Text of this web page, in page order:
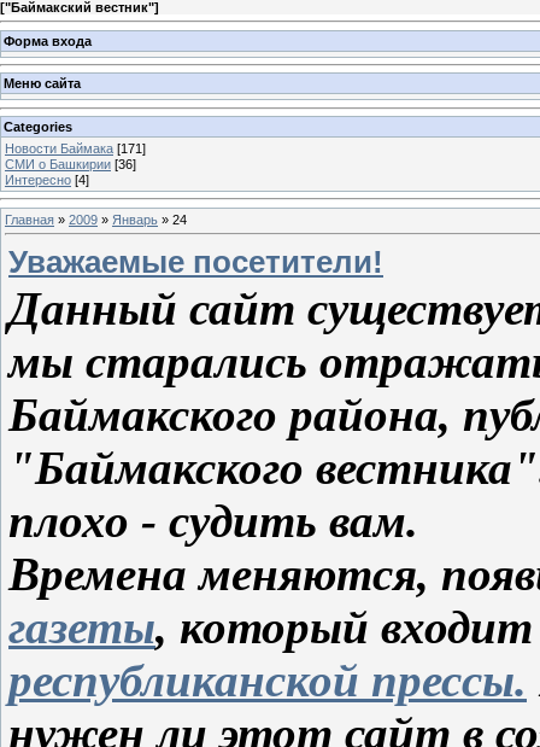
["Баймакский вестник"]
Форма входа
Меню сайта
Categories
Новости Баймака [171]
СМИ о Башкирии [36]
Интересно [4]
Главная » 2009 » Январь » 24
Уважаемые посетители!
Данный сайт
мы старались
Баймакского района,
"Баймакского
плохо - судить вам.
Времена меняются,
газеты, который
республиканской прессы.
нужен ли этот сайт в